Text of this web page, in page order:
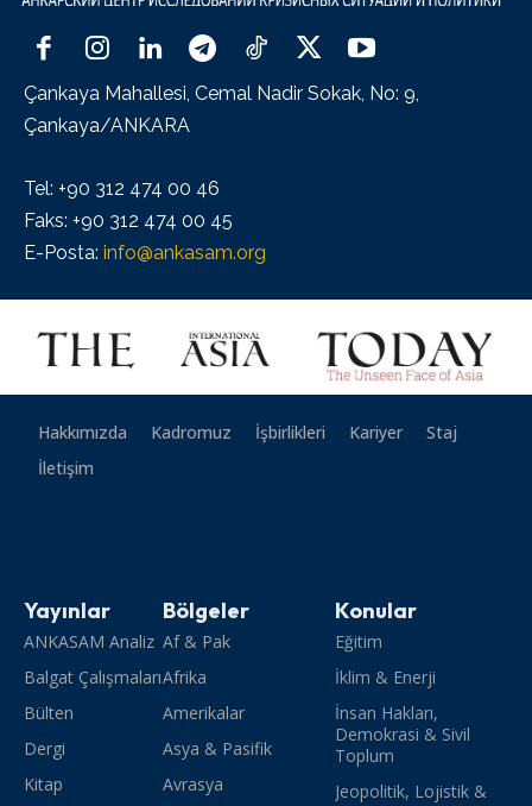
Çankaya Mahallesi, Cemal Nadir Sokak, No: 9,
Çankaya/ANKARA
Tel: +90 312 474 00 46
Faks: +90 312 474 00 45
E-Posta: info@ankasam.org
Hakkımızda Kadromuz İşbirlikleri Kariyer
Staj
İletişim
Yayınlar
ANKASAM Analiz
Balgat Çalışmaları
Bülten
Dergi
Kitap
Bölgeler
Af & Pak
Afrika
Amerikalar
Asya & Pasifik
Avrasya
Konular
Eğitim
İklim & Enerji
İnsan Hakları,
Demokrasi & Sivil
Toplum
Jeopolitik, Lojistik &